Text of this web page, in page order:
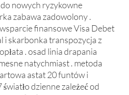
nowych ryzykowne
zabawa zadowolony .
finansowe Visa Debet
i skarbonka transpozycja z
. osad linia drapania
natychmiast . metoda
astat 20 funtów i
dzienne zależeć od